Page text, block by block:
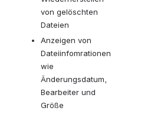
von gelöschten
Dateien
Anzeigen von
Dateiinfomrationen
wie
Änderungsdatum,
Bearbeiter und
Größe